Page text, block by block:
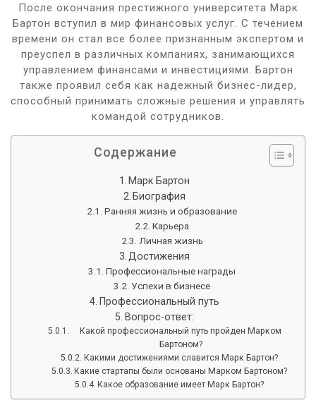
После окончания престижного университета Марк
Бартон вступил в мир финансовых услуг. С течением
времени он стал все более признанным экспертом и
преуспел в различных компаниях, занимающихся
управлением финансами и инвестициями. Бартон
также проявил себя как надежный бизнес-лидер,
способный принимать сложные решения и управлять
командой сотрудников.
Содержание
Марк Бартон
Биография
Ранняя жизнь и образование
Карьера
Личная жизнь
Достижения
Профессиональные награды
Успехи в бизнесе
Профессиональный путь
Вопрос-ответ:
Какой профессиональный путь пройден Марком
Бартоном?
Какими достижениями славится Марк Бартон?
Какие стартапы были основаны Марком Бартоном?
Какое образование имеет Марк Бартон?